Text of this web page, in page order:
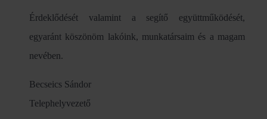
Érdeklődését valamint a segítő együttműködését,
egyaránt köszönöm lakóink, munkatársaim és a magam
nevében.
Becseics Sándor
Telephelyvezető